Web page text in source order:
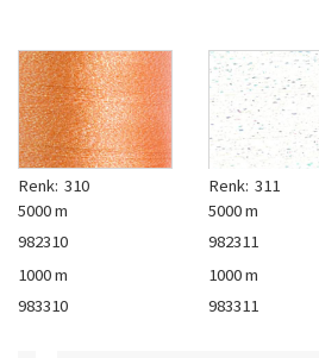
Renk: 310
5000 m
982310
1000 m
983310
Renk: 311
5000 m
982311
1000 m
983311